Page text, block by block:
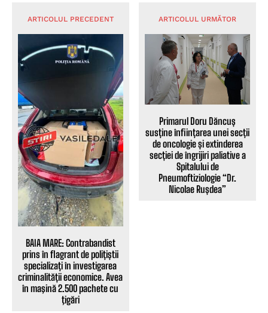
ARTICOLUL PRECEDENT
BAIA MARE: Contrabandist
prins în flagrant de polițiștii
specializați în investigarea
criminalității economice. Avea
în maşină 2.500 pachete cu
ţigări
ARTICOLUL URMĂTOR
Primarul Doru Dăncuș
susține înființarea unei secții
de oncologie și extinderea
secției de îngrijiri paliative a
Spitalului de
Pneumoftiziologie “Dr.
Nicolae Rușdea”